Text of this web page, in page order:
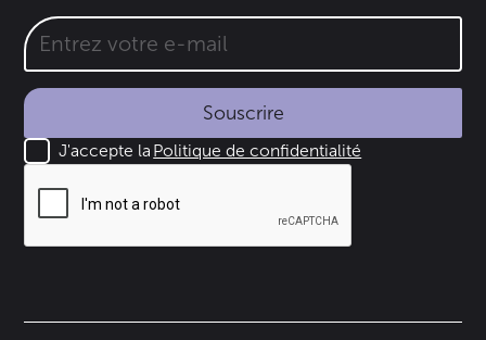
Souscrire
J'accepte la Politique de confidentialité